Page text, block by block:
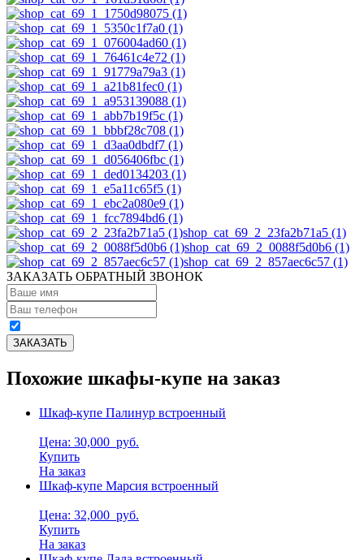
shop_cat_69_2_23fa2b71a5 (1)
shop_cat_69_2_0088f5d0b6 (1)
shop_cat_69_2_857aec6c57 (1)
ЗАКАЗАТЬ ОБРАТНЫЙ ЗВОНОК
Похожие шкафы-купе на заказ
Шкаф-купе Палинур встроенный
Цена: 30,000 руб.
Купить
На заказ
Шкаф-купе Марсия встроенный
Цена: 32,000 руб.
Купить
На заказ